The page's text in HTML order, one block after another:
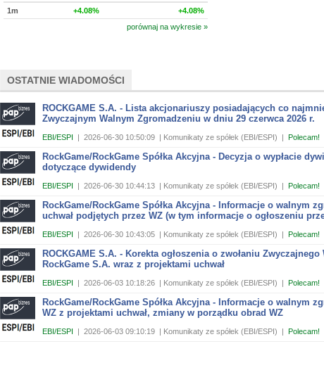
1m
+4.08%
+4.08%
porównaj na wykresie »
OSTATNIE WIADOMOŚCI
ROCKGAME S.A. - Lista akcjonariuszy posiadających co
Zwyczajnym Walnym Zgromadzeniu w dniu 29 czerwca 2026 r.
EBI/ESPI 2026-06-30 10:50:09 | Komunikaty ze spółek (EBI/ESPI) Polecam!
RockGame/RockGame Spółka Akcyjna - Decyzja o wypłacie
dotyczące dywidendy
EBI/ESPI 2026-06-30 10:44:13 | Komunikaty ze spółek (EBI/ESPI) Polecam!
RockGame/RockGame Spółka Akcyjna - Informacje o walnym
uchwał podjętych przez WZ (w tym informacje o ogłoszeniu
EBI/ESPI 2026-06-30 10:43:05 | Komunikaty ze spółek (EBI/ESPI) Polecam!
ROCKGAME S.A. - Korekta ogłoszenia o zwołaniu
RockGame S.A. wraz z projektami uchwał
EBI/ESPI 2026-06-03 10:18:26 | Komunikaty ze spółek (EBI/ESPI) Polecam!
RockGame/RockGame Spółka Akcyjna - Informacje o walnym
WZ z projektami uchwał, zmiany w porządku obrad WZ
EBI/ESPI 2026-06-03 09:10:19 | Komunikaty ze spółek (EBI/ESPI) Polecam!